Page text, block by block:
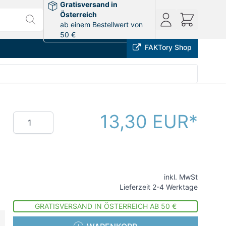
Gratisversand in
Österreich
ab einem Bestellwert von
50 €
FAKTory Shop
Menge 13,30 EUR
inkl. MwSt
Lieferzeit 2-4 Werktage
GRATISVERSAND IN ÖSTERREICH AB 50 €